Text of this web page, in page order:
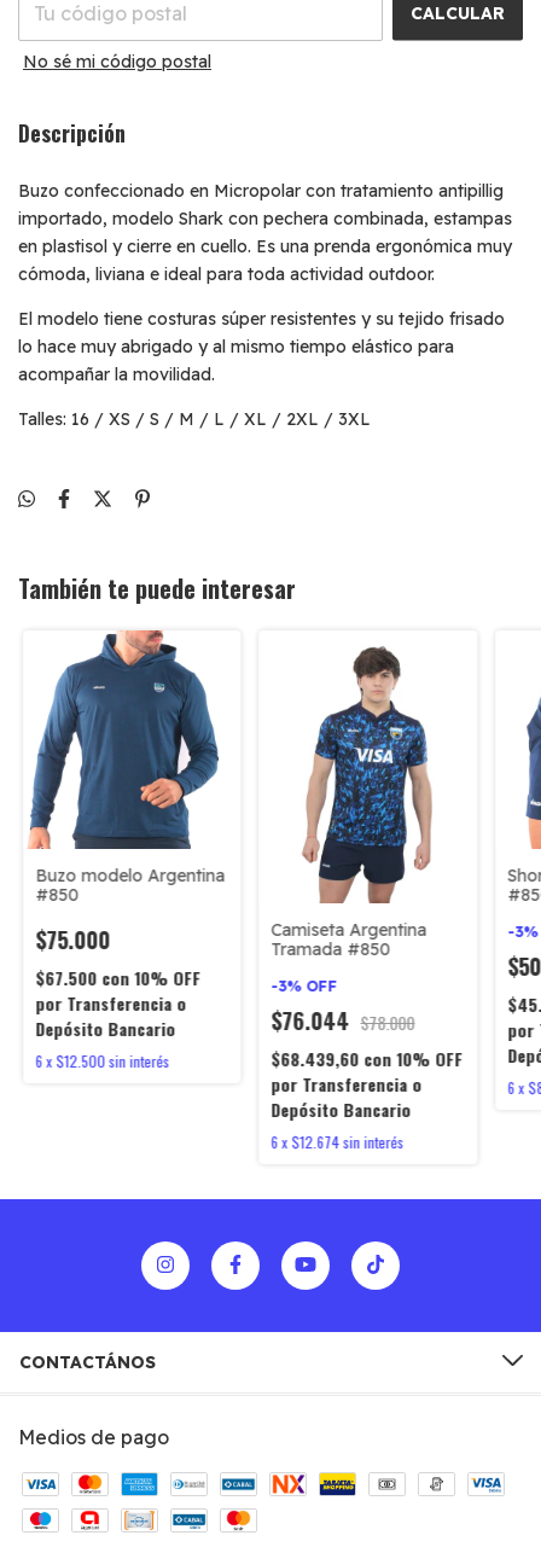
CALCULAR
No sé mi código postal
Descripción
Buzo confeccionado en Micropolar con tratamiento antipillig
importado, modelo Shark con pechera combinada, estampas
en plastisol y cierre en cuello. Es una prenda ergonómica muy
cómoda, liviana e ideal para toda actividad outdoor.
El modelo tiene costuras súper resistentes y su tejido frisado
lo hace muy abrigado y al mismo tiempo elástico para
acompañar la movilidad.
Talles: 16 / XS / S / M / L / XL / 2XL / 3XL
También te puede interesar
Buzo modelo Argentina
#850
$75.000
$67.500 con10% OFF
por Transferencia o
Depósito Bancario
6x $12.500sin interés
Camiseta Argentina
Tramada #850
-3% OFF
$76.044 $78.000
$68.439,60 con 10% OFF
por Transferencia o
Depósito Bancario
6 x $12.674 sin interés
-3
por
6x
CONTACTÁNOS
Medios de pago